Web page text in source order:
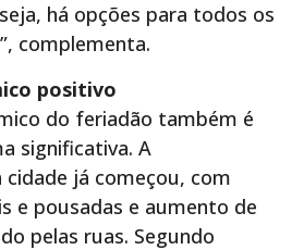
há opções para todos os
complementa.
positivo
do feriadão também é
significativa. A
já começou, com
e pousadas e aumento de
pelas ruas. Segundo